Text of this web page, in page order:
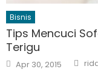
Bisnis
Tips Mencuci
Terigu
Posted
on
Apr 30, 2015